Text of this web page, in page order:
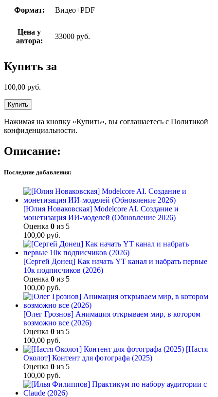
Формат: Видео+PDF
Цена у
автора:
33000 руб.
Купить за
100,00 руб.
Купить
Нажимая на кнопку «Купить», вы соглашаетесь с Политикой
конфиденциальности.
Описание:
Последние добавления:
[Юлия Новаковская] Modelcore AI. Создание и
монетизация ИИ-моделей (Обновление 2026)
Оценка 0 из 5
100,00 руб.
[Сергей Донец] Как начать YT канал и набрать первые
10к подписчиков (2026)
Оценка 0 из 5
100,00 руб.
[Олег Грознов] Анимация открываем мир, в котором
возможно все (2026)
Оценка 0 из 5
100,00 руб.
[Настя
Околот] Контент для фотографа (2025)
Оценка 0 из 5
100,00 руб.